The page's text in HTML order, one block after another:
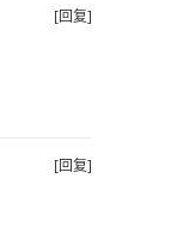
[回复]
[回复]